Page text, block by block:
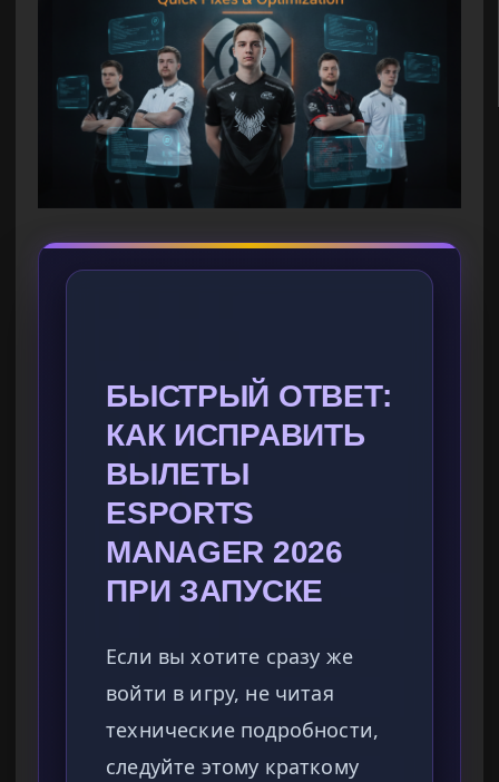
БЫСТРЫЙ ОТВЕТ:
КАК ИСПРАВИТЬ
ВЫЛЕТЫ
ESPORTS
MANAGER 2026
ПРИ ЗАПУСКЕ
Если вы хотите сразу же
войти в игру, не читая
технические подробности,
следуйте этому краткому